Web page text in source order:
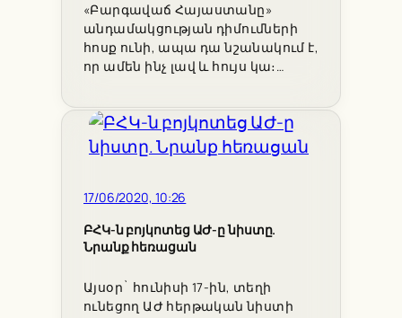
«Բարգավաճ Հայաստանը»
անդամակցության դիմումների
հոսք ունի, ապա դա նշանակում է,
որ ամեն ինչ լավ և հույս կա։…
17/06/2020, 10:26
ԲՀԿ-ն բոյկոտեց ԱԺ-ը նիստը.
Նրանք հեռացան
Այսօր` հունիսի 17-ին, տեղի
ունեցող ԱԺ հերթական նիստի